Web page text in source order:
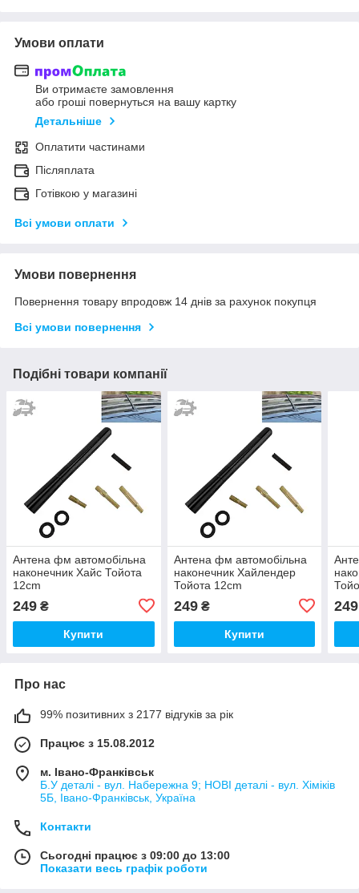
Умови оплати
Ви отримаєте замовлення
або гроші повернуться на вашу картку
Детальніше
Оплатити частинами
Післяплата
Готівкою у магазині
Всі умови оплати
Умови повернення
Повернення товару впродовж 14 днів за рахунок покупця
Всі умови повернення
Подібні товари компанії
Антена фм автомобільна
наконечник Хайс Тойота
12cm
249 ₴
Купити
Антена фм автомобільна
наконечник Хайлендер
Тойота 12cm
249₴
Купити
249
Про нас
99% позитивних з 2177 відгуків за рік
Працює з 15.08.2012
м. Івано-Франківськ
Б.У деталі - вул. Набережна 9; НОВІ деталі - вул. Хіміків
5Б, Івано-Франківськ, Україна
Контакти
Сьогодні працює з 09:00 до 13:00
Показати весь графік роботи